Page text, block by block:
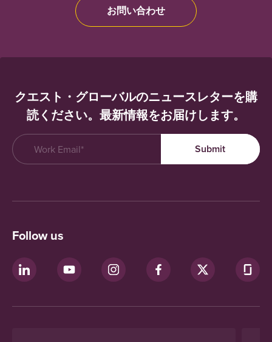
お問い合わせ
クエスト・グローバルのニュースレターを購
読ください。最新情報をお届けします。
Follow us